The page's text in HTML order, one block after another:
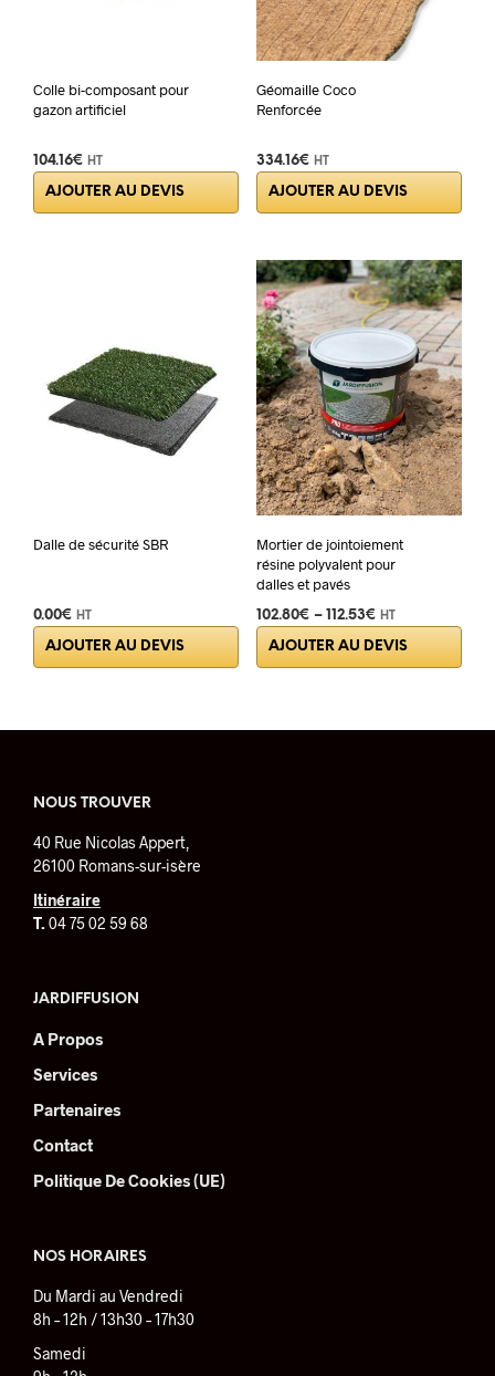
Colle bi-composant pour
gazon artificiel
104.16€ HT
AJOUTER AU DEVIS
Géomaille Coco
Renforcée
334.16€ HT
AJOUTER AU DEVIS
Dalle de sécurité SBR
0.00€ HT
AJOUTER AU DEVIS
Mortier de jointoiement
résine polyvalent pour
dalles et pavés
102.80€ – 112.53€ HT
AJOUTER AU DEVIS
Ce
NOUS TROUVER
40 Rue Nicolas Appert,
26100 Romans-sur-isère
Itinéraire
T.04 75 02 59 68
JARDIFFUSION
A Propos
Services
Partenaires
Contact
Politique De Cookies (UE)
NOS HORAIRES
Du Mardi au Vendredi
8h – 12h / 13h30 – 17h30
Samedi